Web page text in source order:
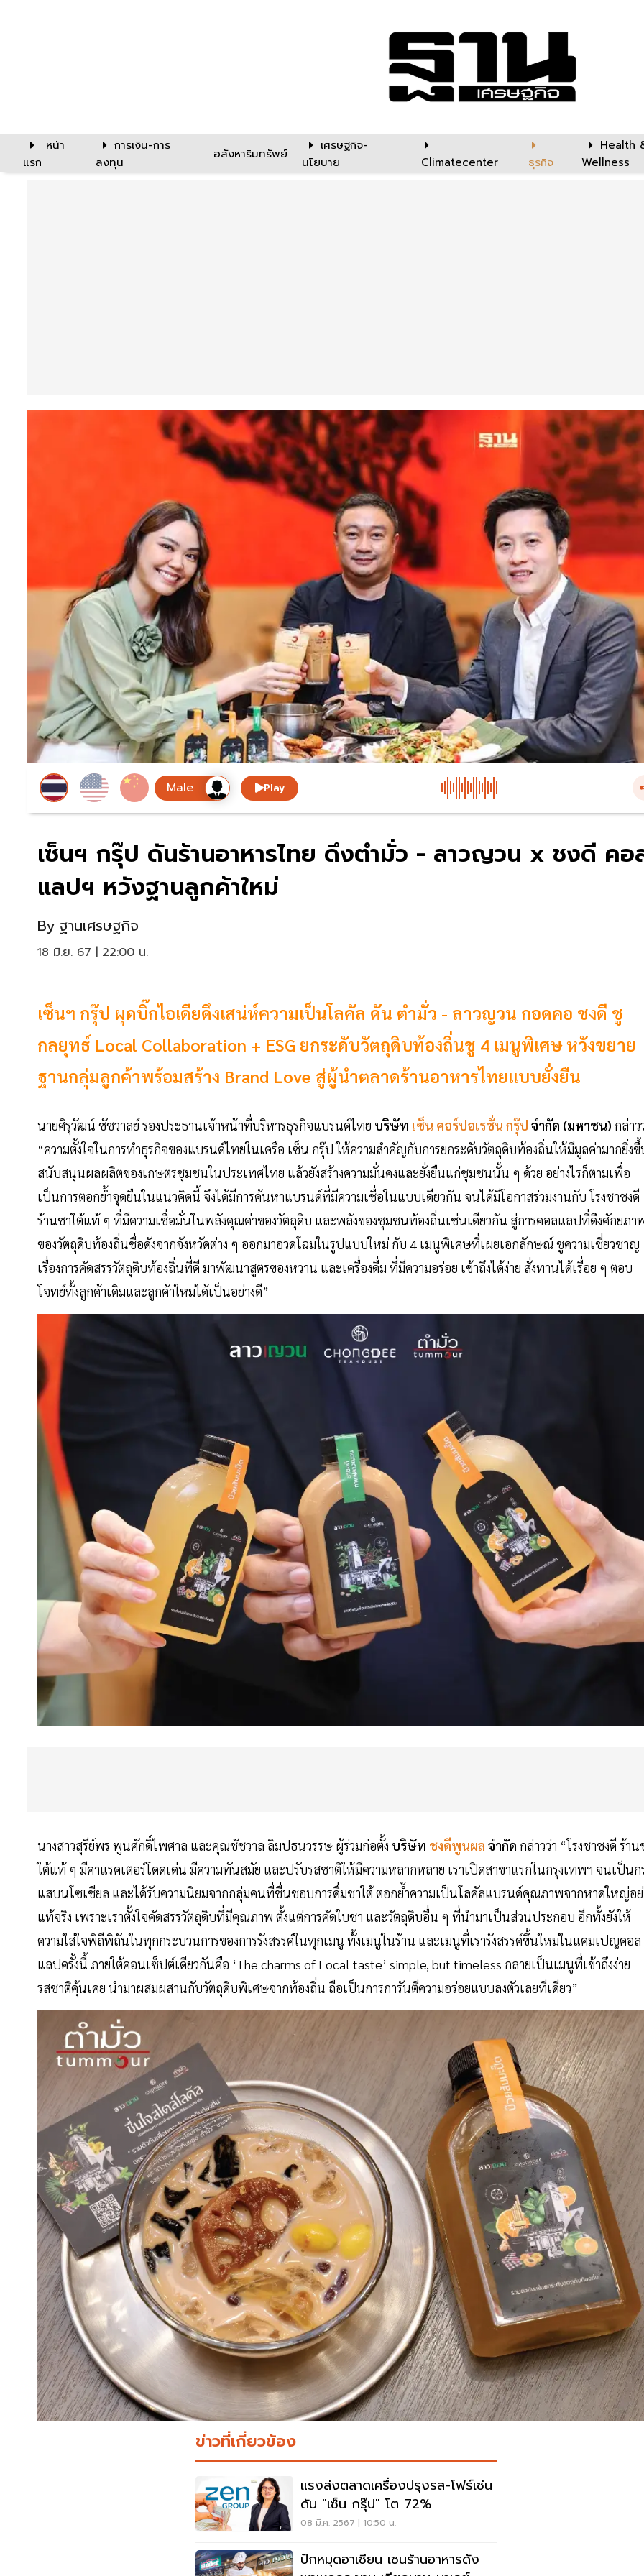
หน้า
แรก
การเงิน-การ
ลงทุน
อสังหาริมทรัพย์
เศรษฐกิจ-
นโยบาย
Climatecenter ธุรกิจ
Health
Wellness
Play
เซ็นฯ กรุ๊ป ดันร้านอาหารไทย ดึงตำมั่ว - ลาวญวน x ชงดี คอ
แลปฯ หวังฐานลูกค้าใหม่
By ฐานเศรษฐกิจ
18 มิ.ย. 67 | 22:00 น.
เซ็นฯ กรุ๊ป ผุดบิ๊กไอเดียดึงเสน่ห์ความเป็นโลคัล ดัน ตำมั่ว - ลาวญวน กอดคอ ชงดี ชู
กลยุทธ์ Local Collaboration + ESG ยกระดับวัตถุดิบท้องถิ่นชู 4 เมนูพิเศษ หวังขยาย
ฐานกลุ่มลูกค้าพร้อมสร้าง Brand Love สู่ผู้นำตลาดร้านอาหารไทยแบบยั่งยืน
นายศิรุวัฒน์ ชัชวาลย์ รองประธานเจ้าหน้าที่บริหารธุรกิจแบรนด์ไทย บริษัท เซ็น คอร์ปอเรชั่น กรุ๊ป จำกัด (มหาชน) กล่าว
“ความตั้งใจในการทำธุรกิจของแบรนด์ไทยในเครือ เซ็น กรุ๊ป ให้ความสำคัญกับการยกระดับวัตถุดิบท้องถิ่นให้มีมูลค่ามากยิ่ง
สนับสนุนผลผลิตของเกษตรชุมชนในประเทศไทย แล้วยังสร้างความมั่นคงและยั่งยืนแก่ชุมชนนั้น ๆ ด้วย อย่างไรก็ตามเพื่อ
เป็นการตอกย้ำจุดยืนในแนวคิดนี้ จึงได้มีการค้นหาแบรนด์ที่มีความเชื่อในแบบเดียวกัน จนได้มีโอกาสร่วมงานกับ โรงชาชงดี
ร้านชาใต้แท้ ๆ ที่มีความเชื่อมั่นในพลังคุณค่าของวัตถุดิบ และพลังของชุมชนท้องถิ่นเช่นเดียวกัน สู่การคอลแลปที่ดึงศักยภา
ของวัตถุดิบท้องถิ่นชื่อดังจากจังหวัดต่าง ๆ ออกมาอวดโฉมในรูปแบบใหม่ กับ 4 เมนูพิเศษที่เผยเอกลักษณ์ ชูความเชี่ยวชาญ
เรื่องการคัดสรรวัตถุดิบท้องถิ่นที่ดี มาพัฒนาสูตรของหวาน และเครื่องดื่ม ที่มีความอร่อย เข้าถึงได้ง่าย สั่งทานได้เรื่อย ๆ ตอบ
โจทย์ทั้งลูกค้าเดิมและลูกค้าใหม่ได้เป็นอย่างดี”
นางสาวสุรีย์พร พูนศักดิ์ไพศาล และคุณชัชวาล ลิมปธนวรรษ ผู้ร่วมก่อตั้ง บริษัท ชงดีพูนผล จำกัด กล่าวว่า “โรงชาชงดี ร้าน
ใต้แท้ ๆ มีคาแรคเตอร์โดดเด่น มีความทันสมัย และปรับรสชาติให้มีความหลากหลาย เราเปิดสาขาแรกในกรุงเทพฯ จนเป็นก
แสบนโซเชียล และได้รับความนิยมจากกลุ่มคนที่ชื่นชอบการดื่มชาใต้ ตอกย้ำความเป็นโลคัลแบรนด์คุณภาพจากหาดใหญ่อย่
แท้จริง เพราะเราตั้งใจคัดสรรวัตถุดิบที่มีคุณภาพ ตั้งแต่การคัดใบชา และวัตถุดิบอื่น ๆ ที่นำมาเป็นส่วนประกอบ อีกทั้งยังให้
ความใส่ใจพิถีพิถันในทุกกระบวนการของการรังสรรค์ในทุกเมนู ทั้งเมนูในร้าน และเมนูที่เรารังสรรค์ขึ้นใหม่ในแคมเปญคอล
แลปครั้งนี้ ภายใต้คอนเซ็ปต์เดียวกันคือ ‘The charms of Local taste’ simple, but timeless กลายเป็นเมนูที่เข้าถึงง่าย
รสชาติคุ้นเคย นำมาผสมผสานกับวัตถุดิบพิเศษจากท้องถิ่น ถือเป็นการการันตีความอร่อยแบบลงตัวเลยทีเดียว”
ข่าวที่เกี่ยวข้อง
แรงส่งตลาดเครื่องปรุงรส-โฟร์เซ่น
ดัน "เซ็น กรุ๊ป" โต 72%
08 มี.ค. 2567 | 10:50 น.
ปักหมุดอาเซียน เชนร้านอาหารดัง